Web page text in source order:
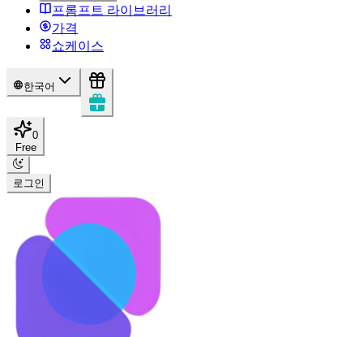
프롬프트 라이브러리
가격
쇼케이스
한국어
0
Free
로그인